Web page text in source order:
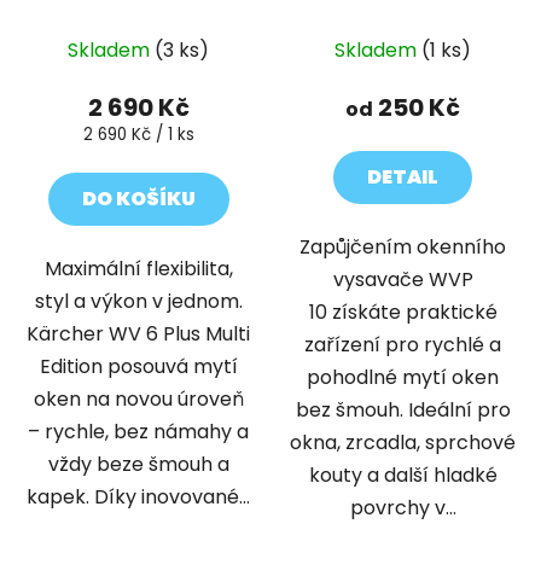
Skladem (3 ks)
2 690 Kč
Měrná
2 690 Kč / 1 ks
DO KOŠÍKU
Maximální flexibilita,
styl a výkon v jednom.
Kärcher WV 6 Plus Multi
Edition posouvá mytí
oken na novou úroveň
– rychle, bez námahy a
vždy beze šmouh a
kapek. Díky inovované...
Skladem (1 ks)
od 250 Kč
DETAIL
Zapůjčením okenního
vysavače WVP
10 získáte praktické
zařízení pro rychlé a
pohodlné mytí oken
bez šmouh. Ideální pro
okna, zrcadla, sprchové
kouty a další hladké
povrchy v...